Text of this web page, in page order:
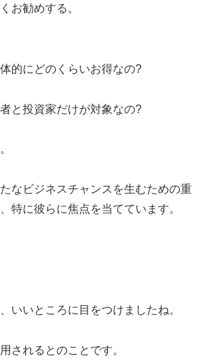
お勧めする。
的にどのくらいお得なの?
と投資家だけが対象なの?
なビジネスチャンスを生むための重
特に彼らに焦点を当てています。
いいところに目をつけましたね。
されるとのことです。